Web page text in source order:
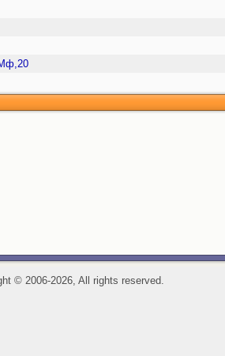
©2006-2026, All rights reserved.